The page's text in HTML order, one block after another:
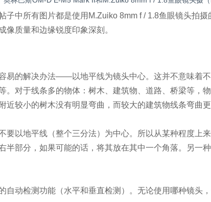
子中所有图片都是使用M.Zuiko 8mm f / 1.8鱼眼镜头拍
像质量和边缘锐度印象深刻。
易的解决办法——以地平线为镜头中心。这并不意味着
。对于线条多的物体：树木、建筑物、道路、桥梁等，
较小的树木没有明显弯曲，而较大的建筑物线条弯曲更
要以地平线（整个三分法）为中心。所以从某种程度上
半部分，如果可能的话，将其放在其中一个角落。另一
自动检测功能（水平和垂直检测）。无论使用哪种镜头